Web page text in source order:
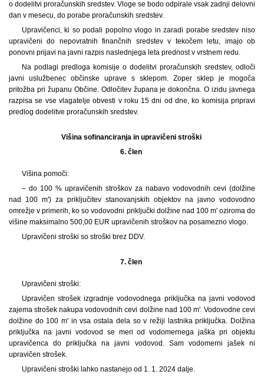
o dodelitvi proračunskih sredstev. Vloge se bodo odpirale vsak zadnji delovni
dan v mesecu, do porabe proračunskih sredstev.
Upravičenci, ki so podali popolno vlogo in zaradi porabe sredstev niso
upravičeni do nepovratnih finančnih sredstev v tekočem letu, imajo ob
ponovni prijavi na javni razpis naslednjega leta prednost v vrstnem redu.
Na podlagi predloga komisije o dodelitvi proračunskih sredstev, odloči
javni uslužbenec občinske uprave s sklepom. Zoper sklep je mogoča
pritožba pri županu Občine. Odločitev župana je dokončna. O izidu javnega
razpisa se vse vlagatelje obvesti v roku 15 dni od dne, ko komisija pripravi
predlog dodelitve proračunskih sredstev.
Višina sofinanciranja in upravičeni stroški
6. člen
Višina pomoči:
– do 100 % upravičenih stroškov za nabavo vodovodnih cevi (dolžine
nad 100 m') za priključitev stanovanjskih objektov na javno vodovodno
omrežje v primerih, ko so vodovodni priključki dolžine nad 100 m' oziroma do
višine maksimalno 500,00 EUR upravičenih stroškov na posamezno vlogo.
Upravičeni stroški so stroški brez DDV.
7. člen
Upravičeni stroški:
Upravičen strošek izgradnje vodovodnega priključka na javni vodovod
zajema strošek nakupa vodovodnih cevi dolžine nad 100 m'. Vodovodne cevi
dolžine do 100 m' in vsa ostala dela so v režiji lastnika priključka. Dolžina
priključka na javni vodovod se meri od vodomernega jaška pri objektu
upravičenca do priključka na javni vodovod. Sam vodomerni jašek ni
upravičen strošek.
Upravičeni stroški lahko nastanejo od 1. 1. 2024 dalje.